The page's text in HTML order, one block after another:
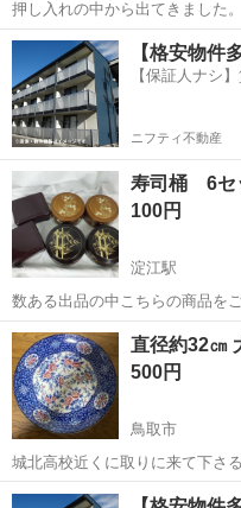
押し入れの中から出てきました
いです。
鳥取 境港市 馬場崎町駅
【格安物件
【保証人ナシ
ニフティ不動産
寿司桶 6セ
100円
淀江駅
数ある出品の中こちらの商品を
＊土曜日の午前中は事前に連絡
す 土曜日の午後、日曜日、祝日
願いいたします ＊仕事の...
鳥取 米子市 淀江駅
直径約32㎝
500円
鳥取市
城北高校近くに取りに来て下さ
鳥取 鳥取市 食器